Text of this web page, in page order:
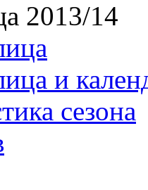
2013/14
и
сезона